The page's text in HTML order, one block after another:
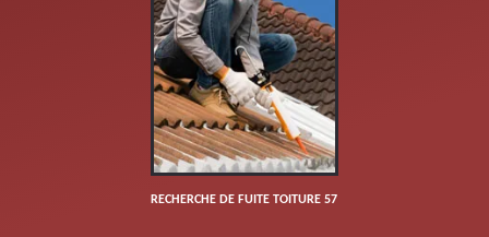
RECHERCHE DE FUITE TOITURE 57